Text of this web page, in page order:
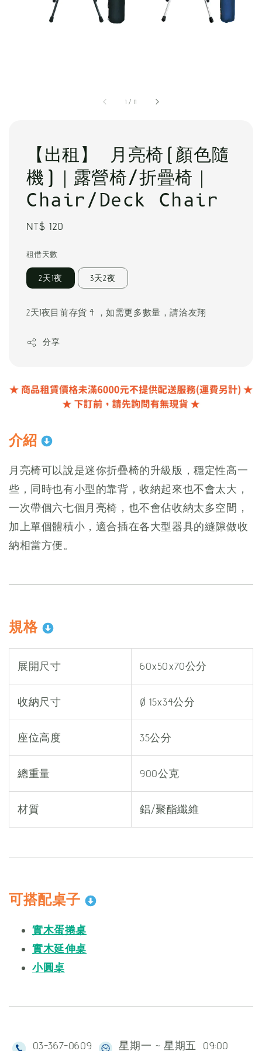
1 / 11
【出租】 月亮椅(顏色隨
機)｜露營椅/折疊椅｜
Chair/Deck Chair
Regular
NT$ 120
租借天數
2天1夜 3天2夜
2天1夜目前存貨 4 ，如需更多數量，請洽友翔
分享
介紹
月亮椅可以說是迷你折疊椅的升級版，穩定性高一
些，同時也有小型的靠背，收納起來也不會太大，
一次帶個六七個月亮椅，也不會佔收納太多空間，
加上單個體積小，適合插在各大型器具的縫隙做收
納相當方便。
規格
展開尺寸 60x50x70公分
收納尺寸 Ø 15x34公分
座位高度 35公分
總重量 900公克
材質 鋁/聚酯纖維
可搭配桌子
實木蛋捲桌
實木延伸桌
小圓桌
03-367-0609 星期一 ~ 星期五 09:00